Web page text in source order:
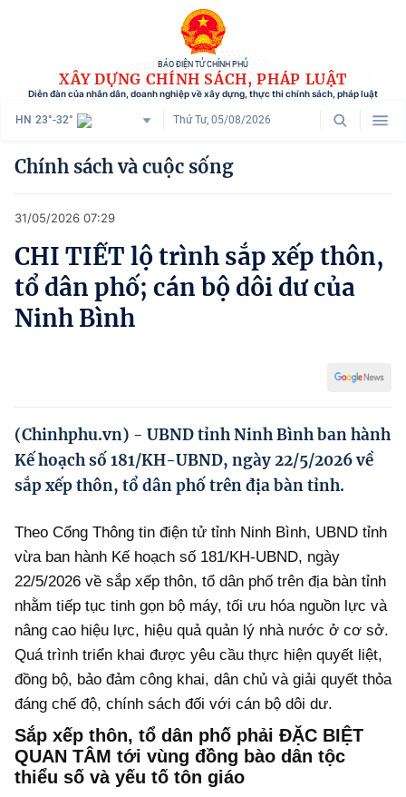
BÁO ĐIỆN TỬ CHÍNH PHỦ
XÂY DỰNG CHÍNH SÁCH, PHÁP LUẬT
Diễn đàn của nhân dân, doanh nghiệp về xây dựng, thực thi chính sách, pháp luật
HN 23°-32° Thứ Tư, 05/08/2026
Danh mục
Tham vấn chính sách
Người dân góp ý
Phát triển kinh tế tư nhân và doanh nghiệp dân tộc
Ocop và chuỗi giá trị Nông sản
Kinh tế tư nhân
Doanh nghiệp dân tộc
Khác
Video
Photo
Chính sách và cuộc sống
31/05/2026 07:29
CHI TIẾT lộ trình sắp xếp thôn,
tổ dân phố; cán bộ dôi dư của
Ninh Bình
(Chinhphu.vn) - UBND tỉnh Ninh Bình ban hành
Kế hoạch số 181/KH-UBND, ngày 22/5/2026 về
sắp xếp thôn, tổ dân phố trên địa bàn tỉnh.
Theo Cổng Thông tin điện tử tỉnh Ninh Bình, UBND tỉnh
vừa ban hành Kế hoạch số 181/KH-UBND, ngày
22/5/2026 về sắp xếp thôn, tổ dân phố trên địa bàn tỉnh
nhằm tiếp tục tinh gọn bộ máy, tối ưu hóa nguồn lực và
nâng cao hiệu lực, hiệu quả quản lý nhà nước ở cơ sở.
Quá trình triển khai được yêu cầu thực hiện quyết liệt,
đồng bộ, bảo đảm công khai, dân chủ và giải quyết thỏa
đáng chế độ, chính sách đối với cán bộ dôi dư.
Sắp xếp thôn, tổ dân phố phải ĐẶC BIỆT
QUAN TÂM tới vùng đồng bào dân tộc
thiểu số và yếu tố tôn giáo